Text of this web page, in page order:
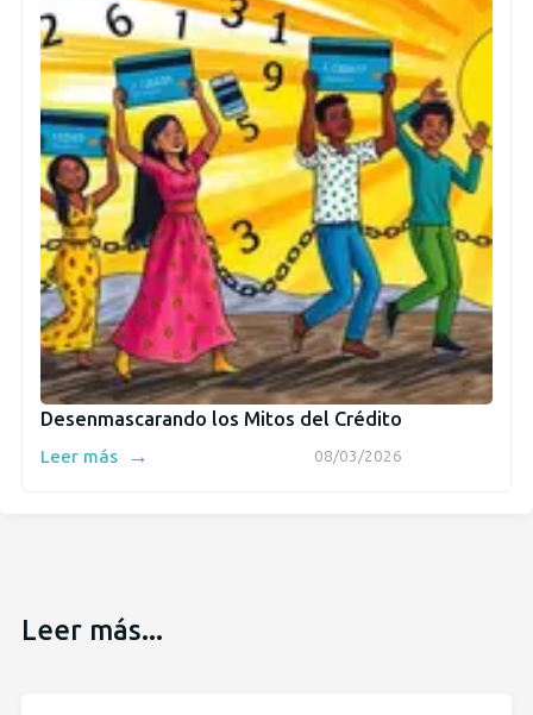
Desenmascarando los Mitos del Crédito
08/03/2026
Leer más →
Leer más...